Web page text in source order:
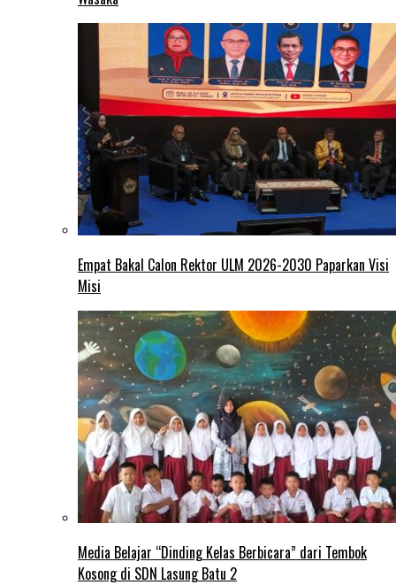
Empat Bakal Calon Rektor ULM 2026-2030 Paparkan Visi
Misi
Media Belajar “Dinding Kelas Berbicara” dari Tembok
Kosong di SDN Lasung Batu 2